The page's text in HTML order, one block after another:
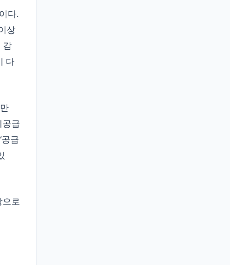
다.
상
감
다
급
급
로